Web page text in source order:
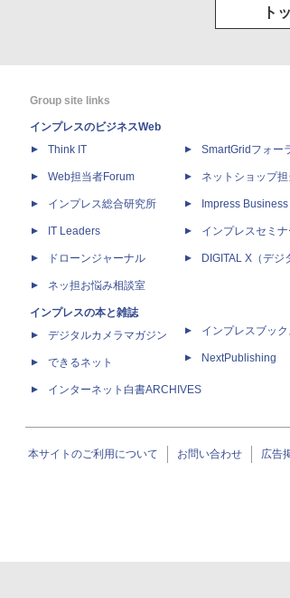
ト
Group site links
インプレスのビジネスWeb
Think IT
Web担当者Forum
インプレス総合研究所
IT Leaders
ドローンジャーナル
ネッ担お悩み相談室
インプレスの本と雑誌
デジタルカメラマガジン
できるネット
インターネット白書ARCHIVES
SmartGridフォー
ネットショップ
Impress
インプレスセミナ
DIGITAL X（デジ
インプレスブック
NextPublishing
本サイトのご利用について お問い合わせ 広告